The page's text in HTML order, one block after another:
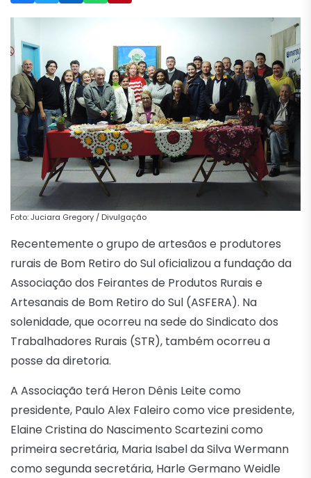
Foto: Juciara Gregory / Divulgação
Recentemente o grupo de artesãos e produtores
rurais de Bom Retiro do Sul oficializou a fundação da
Associação dos Feirantes de Produtos Rurais e
Artesanais de Bom Retiro do Sul (ASFERA). Na
solenidade, que ocorreu na sede do Sindicato dos
Trabalhadores Rurais (STR), também ocorreu a
posse da diretoria.
A Associação terá Heron Dênis Leite como
presidente, Paulo Alex Faleiro como vice presidente,
Elaine Cristina do Nascimento Scartezini como
primeira secretária, Maria Isabel da Silva Wermann
como segunda secretária, Harle Germano Weidle